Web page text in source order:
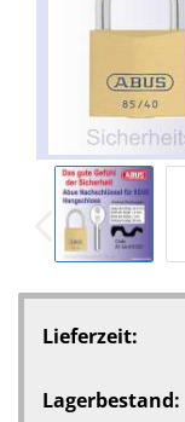
Lieferzeit:
Lagerbestand: